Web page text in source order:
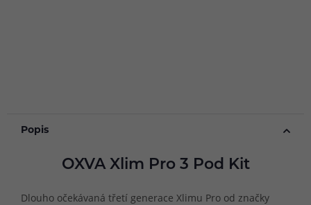
Popis
OXVA Xlim Pro 3 Pod Kit
Dlouho očekávaná třetí generace Xlimu Pro od značky